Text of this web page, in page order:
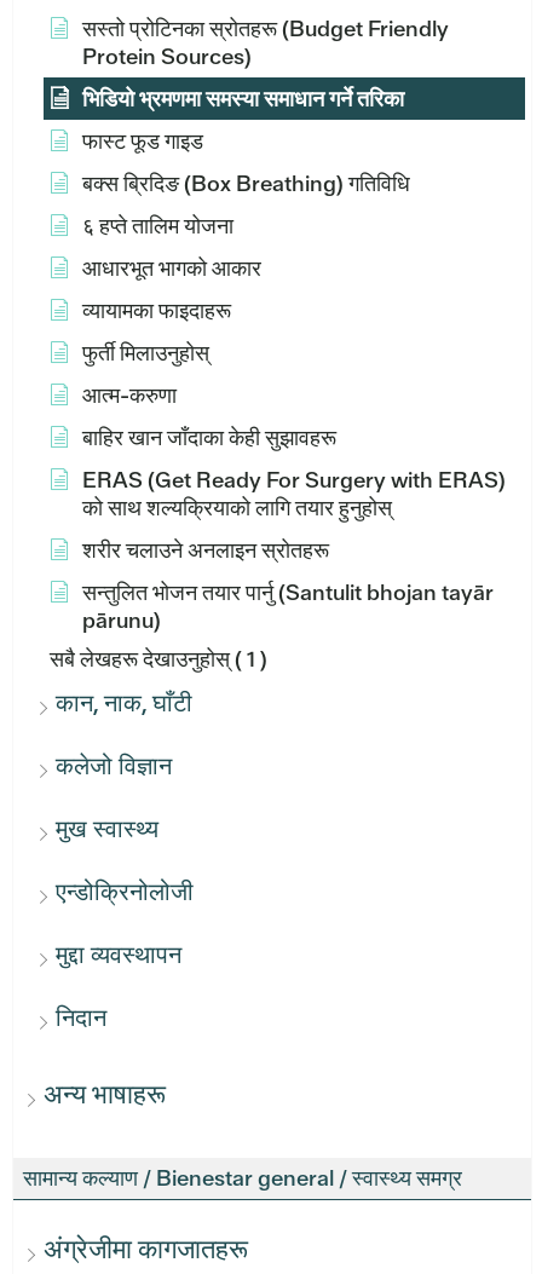
सस्तो प्रोटिनका स्रोतहरू (Budget Friendly
Protein Sources)
भिडियो भ्रमणमा समस्या समाधान गर्ने तरिका
फास्ट फूड गाइड
बक्स ब्रिदिङ (Box Breathing) गतिविधि
६ हप्ते तालिम योजना
आधारभूत भागको आकार
व्यायामका फाइदाहरू
फुर्ती मिलाउनुहोस्
आत्म-करुणा
बाहिर खान जाँदाका केही सुझावहरू
ERAS (Get Ready For Surgery with ERAS)
को साथ शल्यक्रियाको लागि तयार हुनुहोस्
शरीर चलाउने अनलाइन स्रोतहरू
सन्तुलित भोजन तयार पार्नु (Santulit bhojan tayār
pārunu)
सबै लेखहरू देखाउनुहोस्( 1 )
कान, नाक, घाँटी
कलेजो विज्ञान
मुख स्वास्थ्य
एन्डोक्रिनोलोजी
मुद्दा व्यवस्थापन
निदान
अन्य भाषाहरू
सामान्य कल्याण / Bienestar general / स्वास्थ्य समग्र
अंग्रेजीमा कागजातहरू